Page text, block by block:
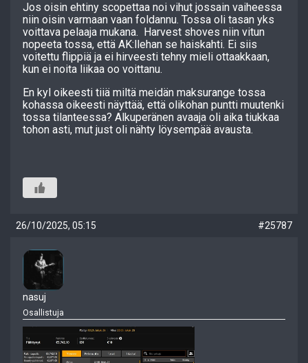
Jos oisin ehtiny scopettaa noi vihut jossain vaiheessa
niin oisin varmaan vaan foldannu. Tossa oli tasan yks
voittava pelaaja mukana. Harvest shoves niin vitun
nopeeta tossa, että AK:llehan se haiskahti. Ei siis
voitettu flippiä ja ei hirveesti tehny mieli ottaakkaan,
kun ei noita liikaa oo voittanu.
En kyl oikeesti tiiä miltä meidän maksurange tossa
kohassa oikeesti näyttää, että olikohan puntti muutenki
tossa tilanteessa? Alkuperänen avaaja oli aika tiukkaa
tohon asti, mut just oli nähty löysempää avausta.
26/10/2025, 05:15 #25787
nasuj
Osallistuja